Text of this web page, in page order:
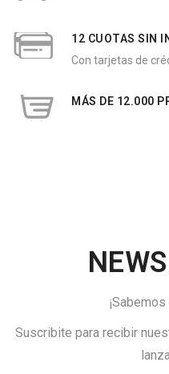
12 CUOTAS SIN
Con tarjetas de
MÁS DE 12.000
Suscribite para recibir